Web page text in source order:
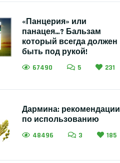
«Панцерия» или
панацея…? Бальзам
который всегда должен
быть под рукой!
67490 5 231
Дармина: рекомендации
по использованию
48496 3 185